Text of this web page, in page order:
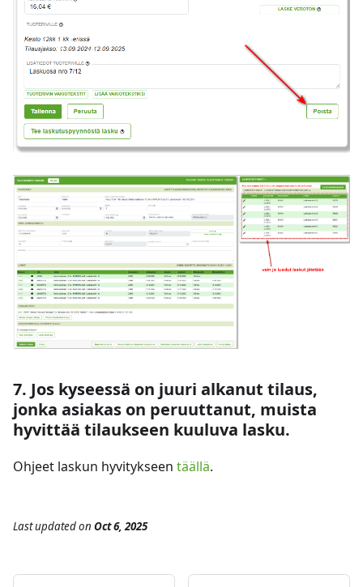
7. Jos kyseessä on juuri alkanut tilaus,
jonka asiakas on peruuttanut, muista
hyvittää tilaukseen kuuluva lasku.
Ohjeet laskun hyvitykseen täällä.
Last updatedon Oct 6, 2025